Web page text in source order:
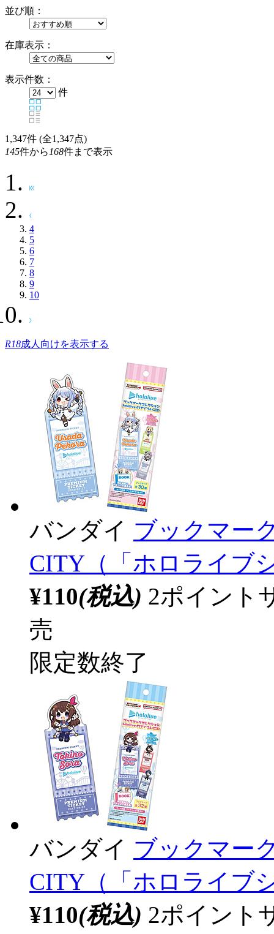
並び順：
在庫表示：
表示件数：
件
1,347件 (全1,347点)
145件から 168件まで表示
4
5
6
7
8
9
10
R18成人向けを表示する
バンダイ ブックマー
CITY（「ホロライブ
¥110(税込) 2ポイント
売
限定数終了
バンダイ ブックマー
CITY（「ホロライブ
¥110(税込) 2ポイント